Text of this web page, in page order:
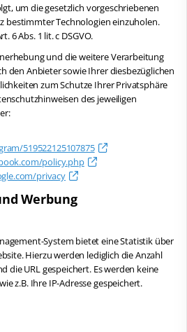
um die gesetzlich vorgeschriebenen
bestimmter Technologien einzuholen.
6 Abs. 1 lit. c DSGVO.
und die weitere Verarbeitung
den Anbieter sowie Ihrer diesbezüglichen
zum Schutze Ihrer Privatsphäre
des jeweiligen
519522125107875
policy.php
privacy
Werbung
System bietet eine Statistik über
Hierzu werden lediglich die Anzahl
die URL gespeichert. Es werden keine
z.B. Ihre IP-Adresse gespeichert.